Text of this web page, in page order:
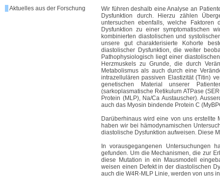
Aktuelles aus der Forschung
Wir führen deshalb eine Analyse an
Dysfunktion durch. Hierzu zählen
untersuchen ebenfalls, welche Faktoren
Dysfunktion zu einer symptomatischen
kombinierten diastolischen und
unsere gut charakterisierte Kohorte
diastolischer Dysfunktion, die weiter
Pathophysiologisch liegt einer
Herzmuskels zu Grunde, die durch
Metabolismus als auch durch eine
intrazellulären passiven Elastizität (Titin)
genetischen Material unserer
(sarkoplasmatische Retikulum ATPase
Protein (MLP), Na/Ca Austauscher).
auch das Myosin bindende Protein C
Darüberhinaus wird eine von uns erstellte
haben wir bei hämodynamischen
diastolische Dysfunktion aufweisen. Diese
In vorausgegangenen Untersuchungen
gefunden. Um die Mechanismen, die zur
diese Mutation in ein Mausmodell
weisen einen Defekt in der diastolischen
auch die W4R-MLP Linie, werden von uns